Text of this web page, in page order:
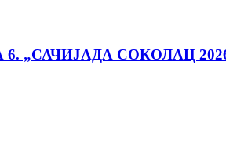
„САЧИЈАДА СОКОЛАЦ